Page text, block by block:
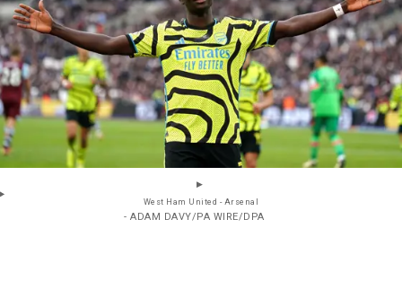
West Ham United - Arsenal
- ADAM DAVY/PA WIRE/DPA